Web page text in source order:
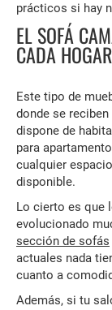
prácticos si hay
EL SOFÁ
CADA HOGAR
Este tipo de
donde se
dispone de
para
cualquier
disponible.
Lo cierto es que
evolucionado
sección de sofás
actuales nada
cuanto a
Además, si tu